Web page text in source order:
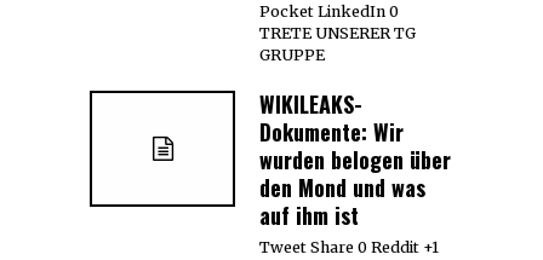
Pocket LinkedIn 0
TRETE UNSERER TG
GRUPPE
WIKILEAKS-
Dokumente: Wir
wurden belogen über
den Mond und was
auf ihm ist
Tweet Share 0 Reddit +1